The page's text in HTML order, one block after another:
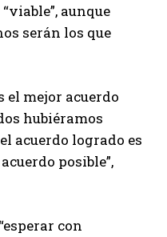
aunque
serán los que
el mejor acuerdo
hubiéramos
acuerdo logrado es
posible”,
con